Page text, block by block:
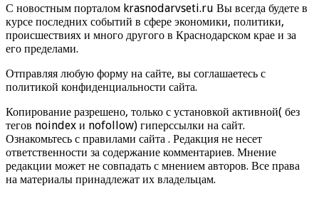
С новостным порталом krasnodarvseti.ru Вы всегда будете в
курсе последних событий в сфере экономики, политики,
происшествиях и много другого в Краснодарском крае и за
его пределами.
Отправляя любую форму на сайте, вы соглашаетесь с
политикой конфиденциальности сайта.
Копирование разрешено, только с установкой активной( без
тегов noindex и nofollow) гиперссылки на сайт.
Ознакомьтесь с правилами сайта . Редакция не несет
ответственности за содержание комментариев. Мнение
редакции может не совпадать с мнением авторов. Все права
на материалы принадлежат их владельцам.